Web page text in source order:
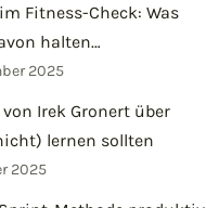
Fitness-Check: Was
halten…
2025
Irek Gronert über
lernen sollten
2025